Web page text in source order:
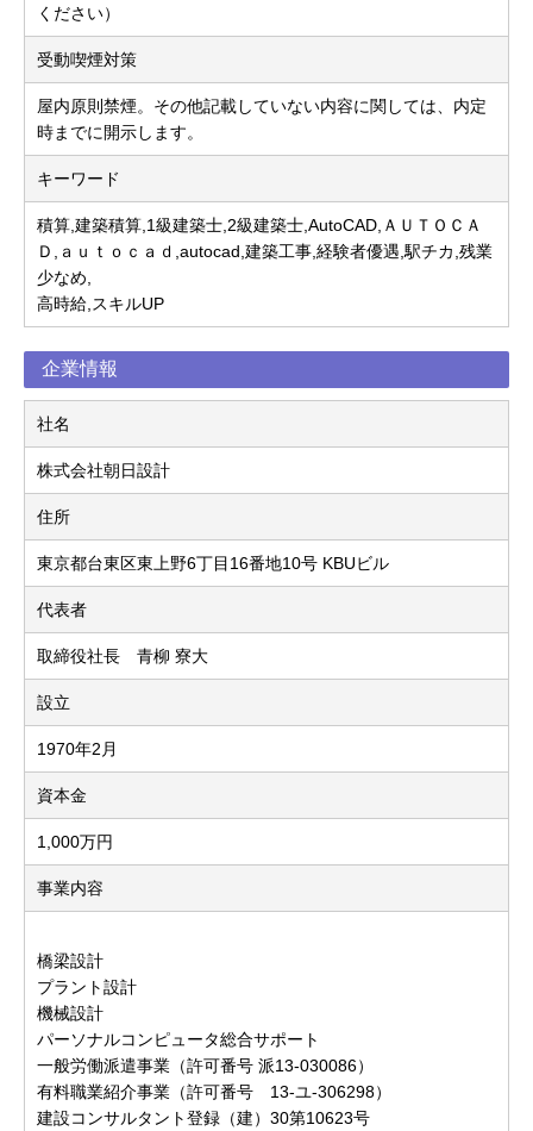
ください）
受動喫煙対策
屋内原則禁煙。その他記載していない内容に関しては、内定
時までに開示します。
キーワード
積算,建築積算,1級建築士,2級建築士,AutoCAD,ＡＵＴＯＣＡ
Ｄ,ａｕｔｏｃａｄ,autocad,建築工事,経験者優遇,駅チカ,残業
少なめ,
高時給,スキルUP
企業情報
社名
株式会社朝日設計
住所
東京都台東区東上野6丁目16番地10号 KBUビル
代表者
取締役社長 青柳 寮大
設立
1970年2月
資本金
1,000万円
事業内容
橋梁設計
プラント設計
機械設計
パーソナルコンピュータ総合サポート
一般労働派遣事業（許可番号 派13-030086）
有料職業紹介事業（許可番号 13-ユ-306298）
建設コンサルタント登録（建）30第10623号